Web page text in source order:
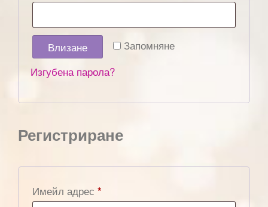
Запомняне
Влизане
Изгубена парола?
Регистриране
Имейл адрес *